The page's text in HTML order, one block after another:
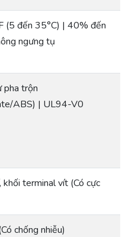
(5 đến 35°C) | 40% đến
ngưng tụ
pha trộn
ABS) | UL94-V0
khối terminal vít (Có cực
chống nhiễu)